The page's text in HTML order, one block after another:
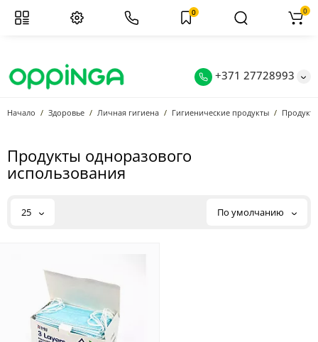
+371 27728993
0 0
Начало Здоровье Личная гигиена Гигиенические продукты
Продукты одноразового
использования
25 По умолчанию